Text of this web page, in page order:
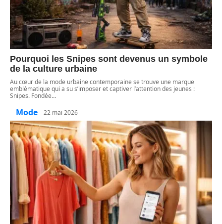
Pourquoi les Snipes sont devenus un symbole
de la culture urbaine
Au cœur de la mode urbaine contemporaine se trouve une marque
emblématique qui a su s’imposer et captiver l’attention des jeunes :
Snipes. Fondée…
Mode 22 mai 2026